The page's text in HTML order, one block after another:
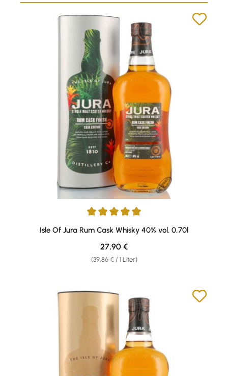
Durchschnittliche Bewertung von 5 von 5 Sternen
Isle Of Jura Rum Cask Whisky 40% vol. 0,70l
(39,86 € / 1 Liter)
Regulärer Preis:
27,90 €